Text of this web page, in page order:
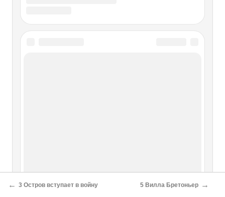
← 3 Остров вступает в войну 5 Вилла Бретоньер →